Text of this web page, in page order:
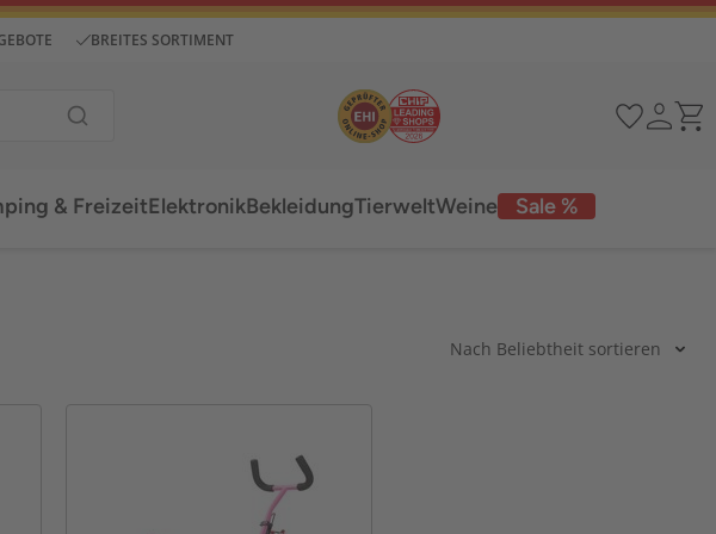
BREITES SORTIMENT
& Freizeit Sale %
ElektronikBekleidungTierweltWeine
Nach Beliebtheit sortieren